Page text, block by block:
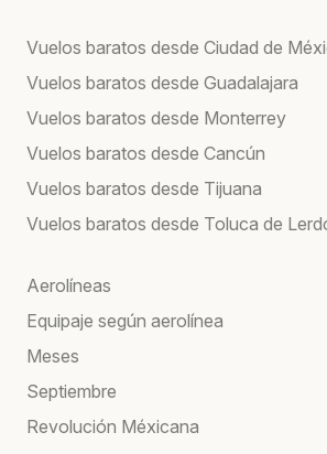
Vuelos baratos desde Ciudad de
Vuelos baratos desde Guadalajara
Vuelos baratos desde Monterrey
Vuelos baratos desde Cancún
Vuelos baratos desde Tijuana
Vuelos baratos desde Toluca de
Aerolíneas
Equipaje según aerolínea
Meses
Septiembre
Revolución Méxicana